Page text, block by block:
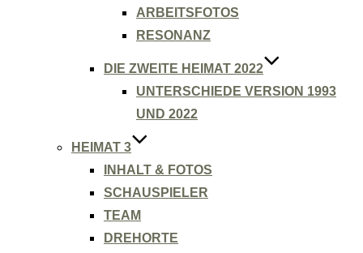
ARBEITSFOTOS
RESONANZ
DIE ZWEITE HEIMAT 2022
UNTERSCHIEDE VERSION 1993
UND 2022
HEIMAT 3
INHALT & FOTOS
SCHAUSPIELER
TEAM
DREHORTE